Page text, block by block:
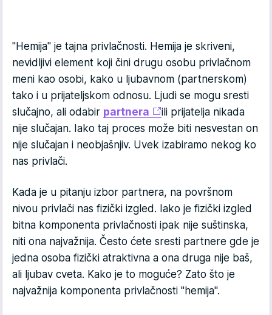
"Hemija" je tajna privlačnosti. Hemija je skriveni,
nevidljivi element koji čini drugu osobu privlačnom
meni kao osobi, kako u ljubavnom (partnerskom)
tako i u prijateljskom odnosu. Ljudi se mogu sresti
slučajno, ali odabir partnera
ili prijatelja nikada
nije slučajan. Iako taj proces može biti nesvestan on
nije slučajan i neobjašnjiv. Uvek izabiramo nekog ko
nas privlači.
Kada je u pitanju izbor partnera, na površnom
nivou privlači nas fizički izgled. Iako je fizički izgled
bitna komponenta privlačnosti ipak nije suštinska,
niti ona najvažnija. Često ćete sresti partnere gde je
jedna osoba fizički atraktivna a ona druga nije baš,
ali ljubav cveta. Kako je to moguće? Zato što je
najvažnija komponenta privlačnosti "hemija".